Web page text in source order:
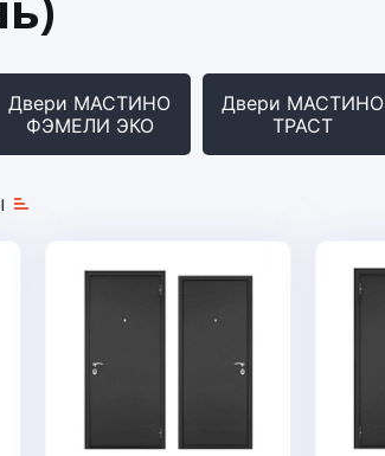
Двери МАСТИНО
ФЭМЕЛИ ЭКО
Двери МАСТИНО
ТРАСТ